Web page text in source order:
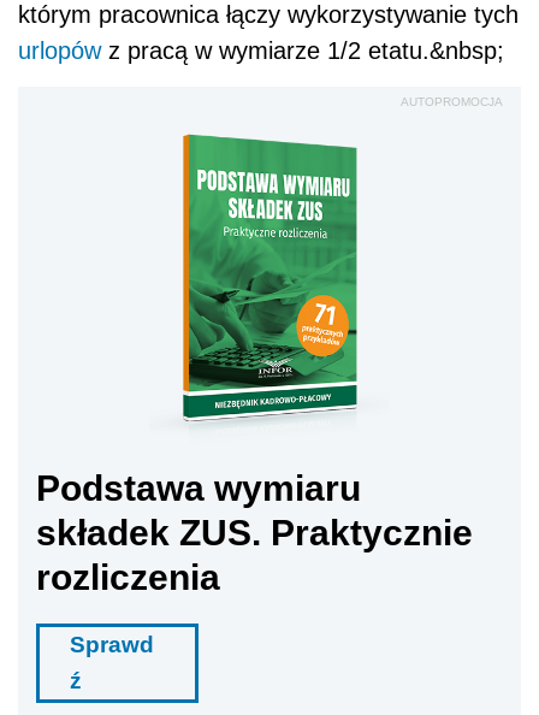
którym pracownica łączy wykorzystywanie tych
urlopówz pracą w wymiarze 1/2 etatu.&nbsp;
AUTOPROMOCJA
Podstawa wymiaru
składek ZUS. Praktycznie
rozliczenia
Sprawd
ź